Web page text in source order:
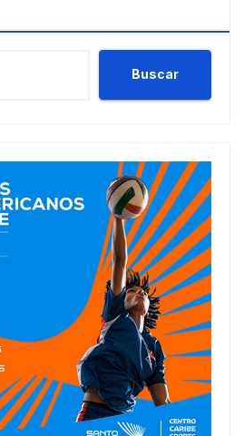
Buscar